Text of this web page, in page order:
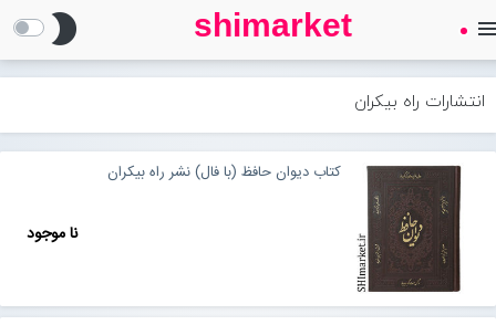
SHIMARKET
فروشگاه اینترنتی کتاب
درباره ما
بلاگ
Open submenu (محصولات)
محصولات
brightness_2 shimarket
انتشارات راه بیکران
کتاب دیوان حافظ (با فال) نشر راه بیکران
نا موجود